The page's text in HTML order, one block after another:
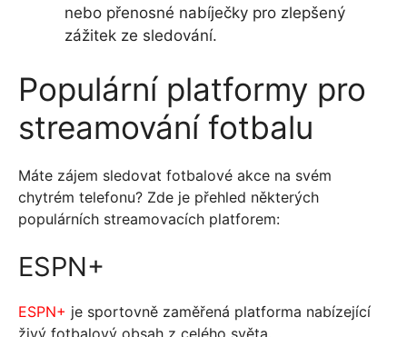
nebo přenosné nabíječky pro zlepšený
zážitek ze sledování.
Populární platformy pro
streamování fotbalu
Máte zájem sledovat fotbalové akce na svém
chytrém telefonu? Zde je přehled některých
populárních streamovacích platforem:
ESPN+
ESPN+ je sportovně zaměřená platforma nabízející